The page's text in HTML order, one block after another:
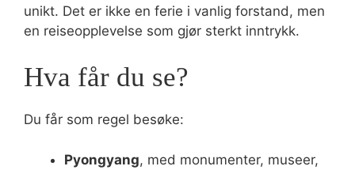
unikt. Det er ikke en ferie i vanlig forstand, men
en reiseopplevelse som gjør sterkt inntrykk.
Hva får du se?
Du får som regel besøke:
Pyongyang, med monumenter, museer,